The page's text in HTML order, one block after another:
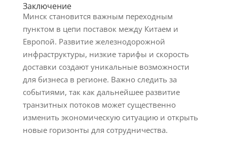
Заключение
Минск становится важным переходным
пунктом в цепи поставок между Китаем и
Европой. Развитие железнодорожной
инфраструктуры, низкие тарифы и скорость
доставки создают уникальные возможности
для бизнеса в регионе. Важно следить за
событиями, так как дальнейшее развитие
транзитных потоков может существенно
изменить экономическую ситуацию и открыть
новые горизонты для сотрудничества.